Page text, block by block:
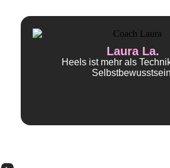
Laura La.
Heels ist mehr als